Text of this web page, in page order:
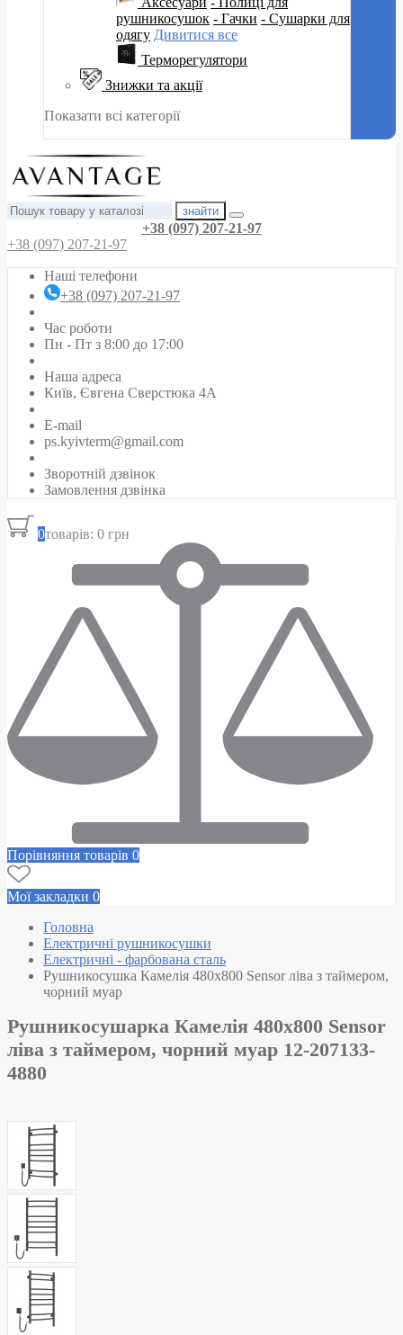
рушникосушок - Гачки - Сушарки для
одягу Дивитися все
Терморегулятори
Знижки та акції
Показати всі категорії
знайти
+38 (097) 207-21-97
+38 (097) 207-21-97
Наші телефони
+38 (097) 207-21-97
Час роботи
Пн - Пт з 8:00 до 17:00
Наша адреса
Київ, Євгена Сверстюка 4А
E-mail
ps.kyivterm@gmail.com
Зворотній дзвінок
Замовлення дзвінка
0товарів: 0 грн
Порівняння товарів 0
Мої закладки 0
Головна
Електричні рушникосушки
Електричні - фарбована сталь
Рушникосушка Камелія 480х800 Sensor ліва з таймером,
чорний муар
Рушникосушарка Камелія 480х800 Sensor
ліва з таймером, чорний муар 12-207133-
4880